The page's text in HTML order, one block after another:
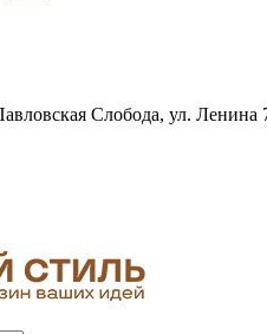
Слобода, ул.